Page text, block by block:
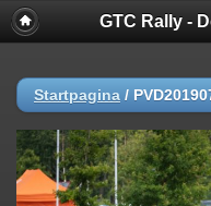
GTC Rally -
Startpagina /